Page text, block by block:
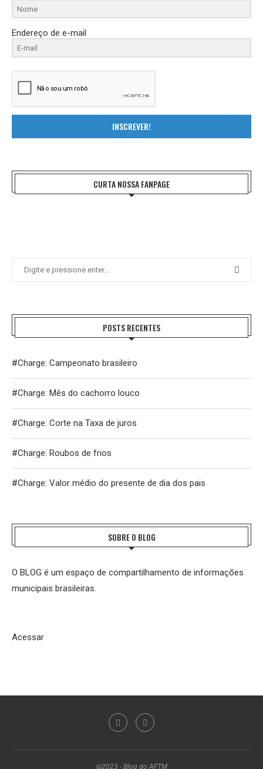
Endereço de e-mail
INSCREVER!
CURTA NOSSA FANPAGE
POSTS RECENTES
#Charge: Campeonato brasileiro
#Charge: Mês do cachorro louco
#Charge: Corte na Taxa de juros
#Charge: Roubos de frios
#Charge: Valor médio do presente de dia dos pais
SOBRE O BLOG
O BLOG é um espaço de compartilhamento de informações
municipais brasileiras.
Acessar
@2023 - Blog do AFTM